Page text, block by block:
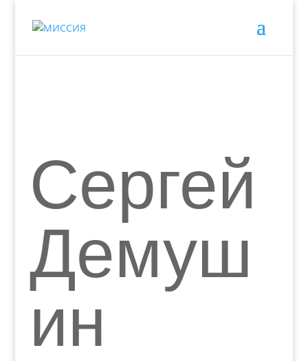
Сергей
Демуш
ин